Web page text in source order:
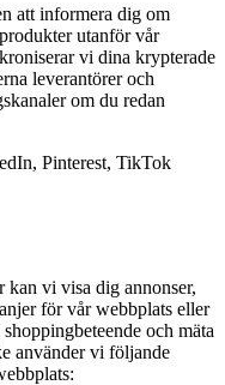
att informera dig om
utanför vår
vi dina krypterade
leverantörer och
om du redan
Pinterest, TikTok
kan vi visa dig annonser,
för vår webbplats eller
och mäta
använder vi följande